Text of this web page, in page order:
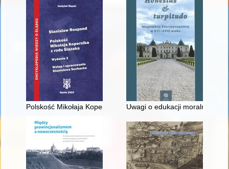
Polskość Mikołaja Kopernika z rodu ŚlązakaUwagi o edukacji moralnej